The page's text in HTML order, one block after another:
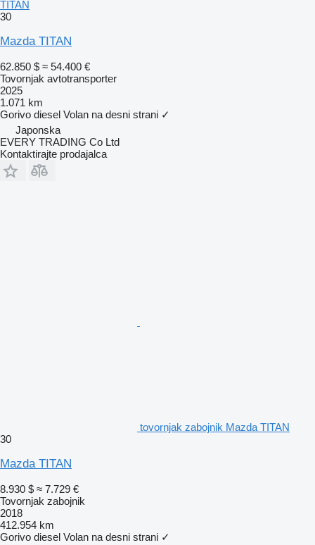
TITAN
30
Mazda TITAN
62.850 $ ≈ 54.400 €
Tovornjak avtotransporter
2025
1.071 km
Gorivo diesel Volan na desni strani ✓
Japonska
EVERY TRADING Co Ltd
Kontaktirajte prodajalca
tovornjak zabojnik Mazda TITAN
30
Mazda TITAN
8.930 $ ≈ 7.729 €
Tovornjak zabojnik
2018
412.954 km
Gorivo diesel Volan na desni strani ✓